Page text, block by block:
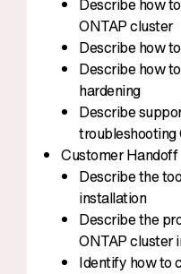
Describe how
ONTAP cluster
Describe how
Describe how
hardening
Describe
troubleshooting
Customer Handoff
Describe the
installation
Describe the
ONTAP cluster
Identify how to